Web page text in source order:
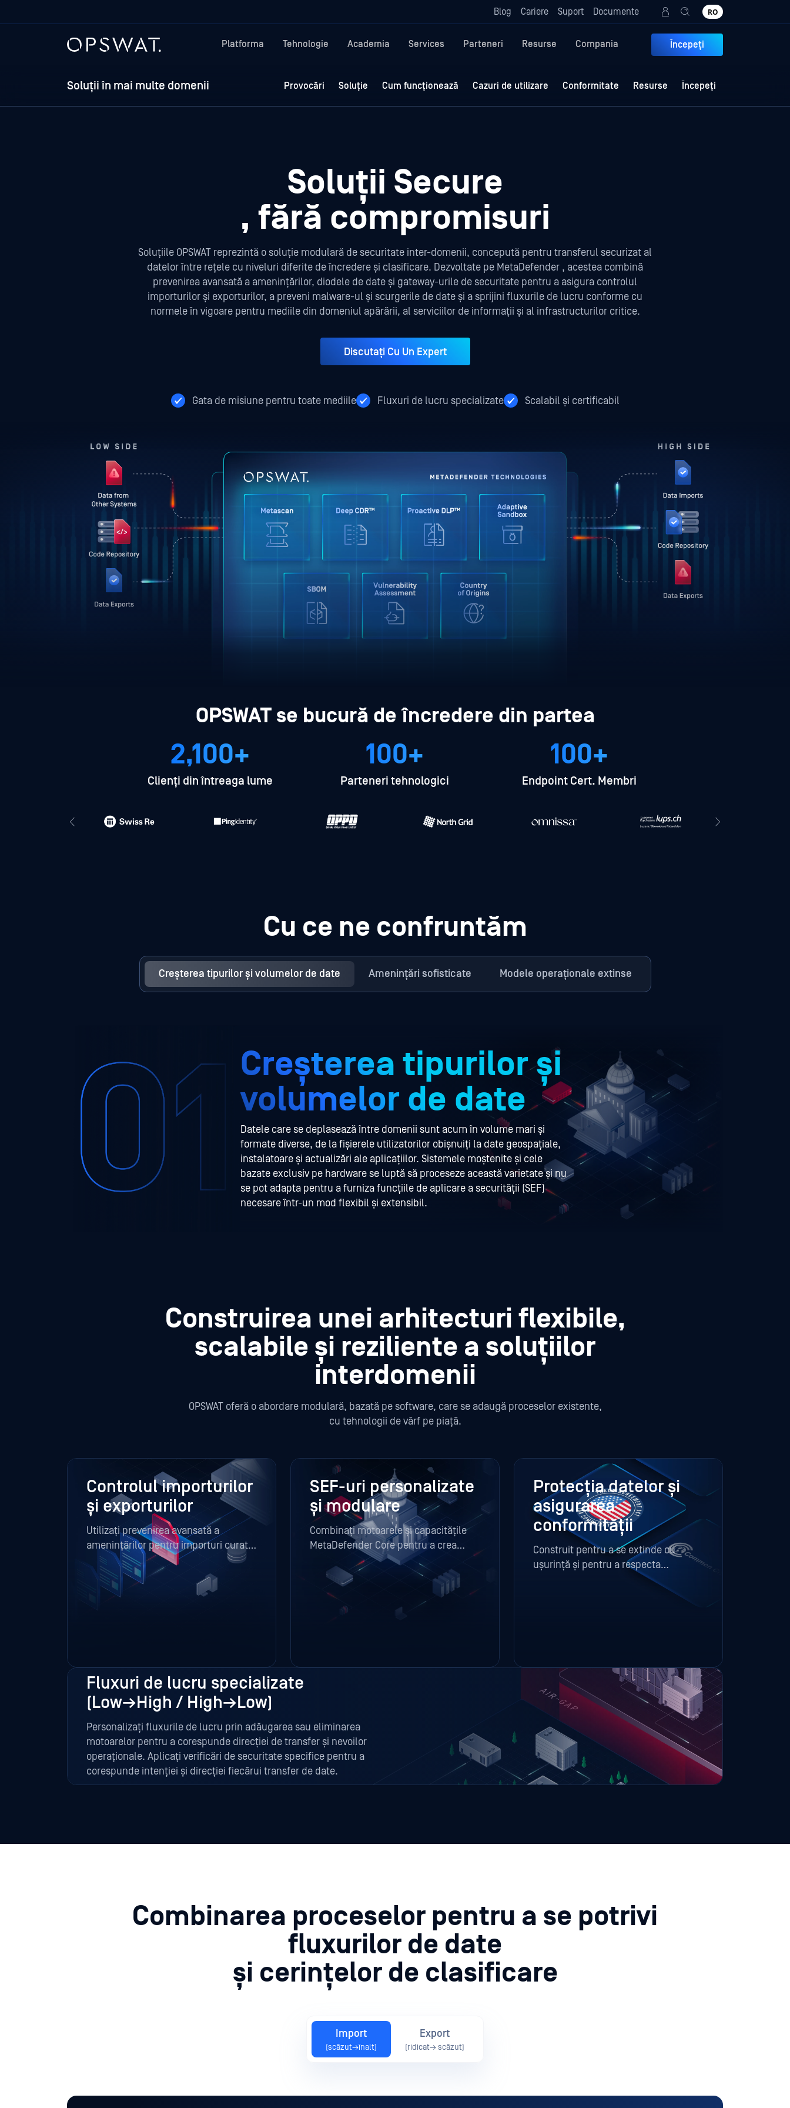
Blog Cariere Suport Documente RO
Platforma Tehnologie Academia Services Parteneri Resurse Compania Începeți
Soluții în mai multe domenii Provocări Soluție Cum funcționează Cazuri de utilizare Conformitate Resurse Începeți
Soluții Secure
, fără compromisuri
Soluțiile OPSWAT reprezintă o soluție modulară de securitate inter-domenii, concepută pentru transferul securizat al
datelor între rețele cu niveluri diferite de încredere și clasificare. Dezvoltate pe MetaDefender , acestea combină
prevenirea avansată a amenințărilor, diodele de date și gateway-urile de securitate pentru a asigura controlul
importurilor și exporturilor, a preveni malware-ul și scurgerile de date și a sprijini fluxurile de lucru conforme cu
normele în vigoare pentru mediile din domeniul apărării, al serviciilor de informații și al infrastructurilor critice.
Discutați Cu Un Expert
Gata de misiune pentru toate mediile Fluxuri de lucru specializate Scalabil și certificabil
OPSWAT se bucură de încredere din partea
2,100+
Clienți din întreaga lume
100+
Parteneri tehnologici
100+
Endpoint Cert. Membri
Cu ce ne confruntăm
Creșterea tipurilor și volumelor de date Amenințări sofisticate Modele operaționale extinse
Creșterea tipurilor și
volumelor de date
Datele care se deplasează între domenii sunt acum în volume mari și
formate diverse, de la fișierele utilizatorilor obișnuiți la date geospațiale,
instalatoare și actualizări ale aplicațiilor. Sistemele moștenite și cele
bazate exclusiv pe hardware se luptă să proceseze această varietate și nu
se pot adapta pentru a furniza funcțiile de aplicare a securității (SEF)
necesare într-un mod flexibil și extensibil.
Construirea unei arhitecturi flexibile,
scalabile și reziliente a soluțiilor
interdomenii
OPSWAT oferă o abordare modulară, bazată pe software, care se adaugă proceselor existente,
cu tehnologii de vârf pe piață.
Controlul importurilor
și exporturilor
Utilizați prevenirea avansată a
amenințărilor pentru importuri curate
(Multiscanning, Deep CDR™
Technology, Adaptive Sandbox) și
creați piste de audit pentru exporturi
SEF-uri personalizate
și modulare
Combinați motoarele și capacitățile
MetaDefender Core pentru a crea
soluții flexibile, definite de software,
pentru mai multe domenii.
Protecția datelor și
asigurarea
conformității
Construit pentru a se extinde cu
ușurință și pentru a respecta
standarde stricte de conformitate.
Împiedică scurgerea datelor sensibile
Fluxuri de lucru specializate
(Low→High / High→Low)
Personalizați fluxurile de lucru prin adăugarea sau eliminarea
motoarelor pentru a corespunde direcției de transfer și nevoilor
operaționale. Aplicați verificări de securitate specifice pentru a
corespunde intenției și direcției fiecărui transfer de date.
Combinarea proceselor pentru a se potrivi
fluxurilor de date
și cerințelor de clasificare
Import
(scăzut→înalt)
Export
(ridicat→ scăzut)